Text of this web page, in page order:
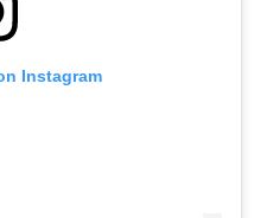
Instagram